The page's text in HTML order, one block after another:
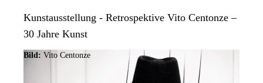
Kunstausstellung - Retrospektive Vito Centonze –
30 Jahre Kunst
Bild: Vito Centonze